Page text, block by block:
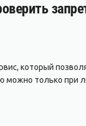
который
можно только при